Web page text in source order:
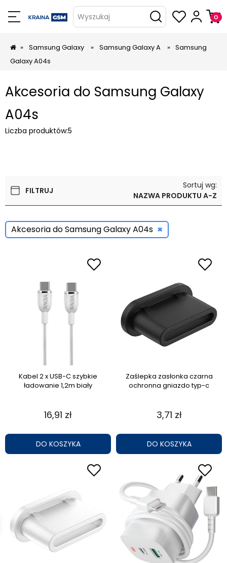
Wyszukaj
» Samsung Galaxy » Samsung Galaxy A » Samsung
Galaxy A04s
Akcesoria do Samsung Galaxy
A04s
Liczba produktów:5
FILTRUJ
Sortuj wg:
NAZWA PRODUKTU A-Z
Akcesoria do Samsung Galaxy A04s ×
Kabel 2 x USB-C szybkie
ładowanie 1,2m biały
16,91 zł
DO KOSZYKA
Zaślepka zasłonka czarna
ochronna gniazdo typ-c
3,71 zł
DO KOSZYKA